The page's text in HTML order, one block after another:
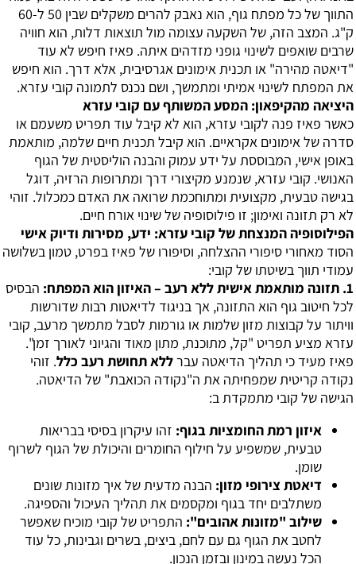
התווך של כל מפתח גוף, הוא נאבק להרים משקלים שבין 50 ל-60
ק"ג. המצב הזה, של השקעה עצומה מול תוצאות דלות, הוא חוויה
שרבים שואפים לשינוי גופני מזדהים איתה. פאיז חיפש לא עוד
"דיאטה מהירה" או תכנית אימונים אגרסיבית, אלא דרך. הוא חיפש
את המפתח לשינוי אמיתי ומתמשך, ושם נכנס לתמונה קובי עזרא.
היציאה מהקיפאון: המסע המשותף עם קובי עזרא
כאשר פאיז פנה לקובי עזרא, הוא לא קיבל עוד תפריט משעמם או
סדרה של אימונים אקראיים. הוא קיבל תכנית חיים שלמה, מותאמת
באופן אישי, המבוססת על ידע עמוק והבנה הוליסטית של הגוף
האנושי. קובי עזרא, שנמנע מקיצורי דרך ומתרופות הרזיה, דוגל
בגישה טבעית, מקצועית ומתוחכמת שרואה את האדם כמכלול. זוהי
לא רק תזונה ואימון; זו פילוסופיה של שינוי אורח חיים.
הפילוסופיה המנצחת של קובי עזרא: ידע, מסירות ודיוק אישי
הסוד מאחורי סיפורי ההצלחה, וסיפורו של פאיז בפרט, טמון בשלושה
עמודי תווך בשיטתו של קובי:
1. תזונה מותאמת אישית ללא רעב – האיזון הוא המפתח:
הבסיס
לכל חיטוב גוף הוא התזונה, אך בניגוד לדיאטות רבות שדורשות
וויתור על קבוצות מזון שלמות או גורמות לסבל מתמשך מרעב, קובי
עזרא מציע תפריט "קל, מתוכנת, מתון מאוד והגיוני לאורך זמן".
פאיז מעיד כי תהליך הדיאטה עברללא תחושת רעב כלל. זוהי
נקודה קריטית שמפחיתה את ה"נקודה הכואבת" של הדיאטה.
הגישה של קובי מתמקדת ב:
איזון רמת החומציות בגוף: זהו עיקרון בסיסי בבריאות
טבעית, שמשפיע על חילוף החומרים והיכולת של הגוף לשרוף
שומן.
דיאטת צירופי מזון: הבנה מדעית של איך מזונות שונים
משתלבים יחד בגוף ומקסמים את תהליך העיכול והספיגה.
שילוב "מזונות אהובים": התפריט של קובי מוכיח שאפשר
לחטב את הגוף גם עם לחם, ביצים, בשרים וגבינות, כל עוד
הכל נעשה במינון ובזמן הנכון.